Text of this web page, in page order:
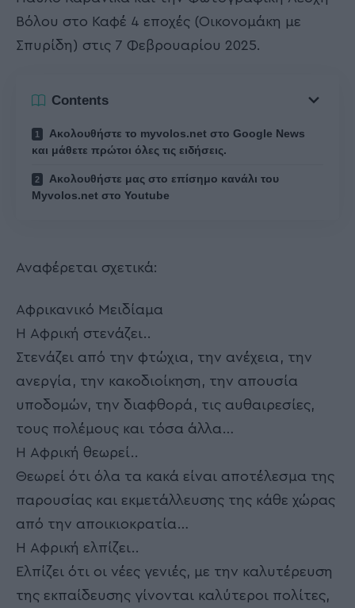
Βόλου στο Καφέ 4 εποχές (Οικονομάκη με
Σπυρίδη) στις 7 Φεβρουαρίου 2025.
Contents
Ακολουθήστε το myvolos.net στο Google News
και μάθετε πρώτοι όλες τις ειδήσεις.
Ακολουθήστε μας στο επίσημο κανάλι του
Myvolos.net στο Youtube
Αναφέρεται σχετικά:
Αφρικανικό Μειδίαμα
Η Αφρική στενάζει..
Στενάζει από την φτώχια, την ανέχεια, την
ανεργία, την κακοδιοίκηση, την απουσία
υποδομών, την διαφθορά, τις αυθαιρεσίες,
τους πολέμους και τόσα άλλα…
Η Αφρική θεωρεί..
Θεωρεί ότι όλα τα κακά είναι αποτέλεσμα της
παρουσίας και εκμετάλλευσης της κάθε χώρας
από την αποικιοκρατία…
Η Αφρική ελπίζει..
Ελπίζει ότι οι νέες γενιές, με την καλυτέρευση
της εκπαίδευσης γίνονται καλύτεροι πολίτες,